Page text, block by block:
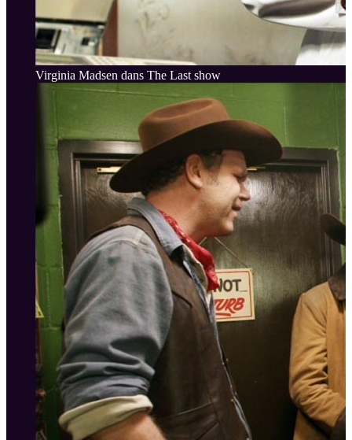
Virginia Madsen dans The Last show